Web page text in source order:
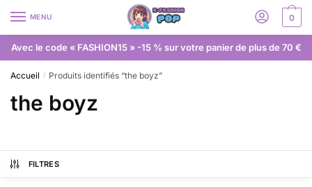
MENU 0
Avec le code « FASHION15 » -15 % sur votre panier de plus de 70 €
Accueil / Produits identifiés “the boyz”
the boyz
FILTRES